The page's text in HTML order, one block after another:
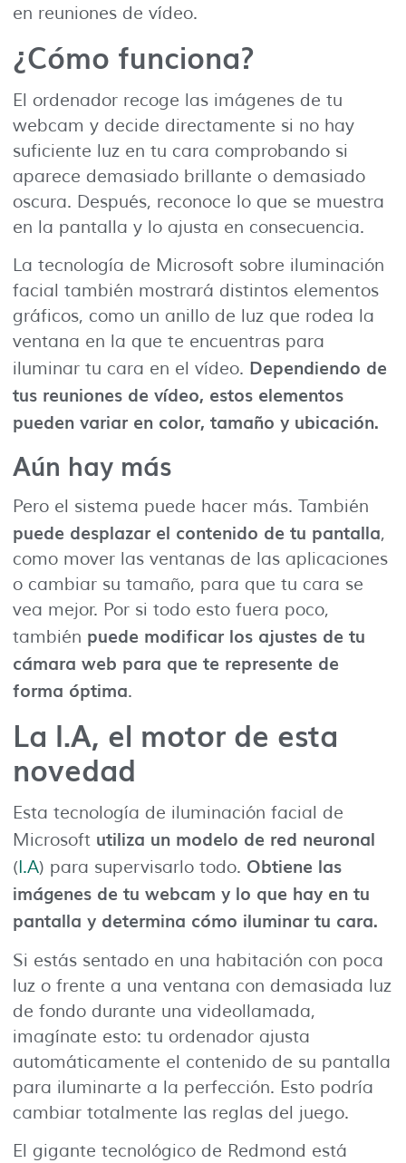
en reuniones de vídeo.
¿Cómo funciona?
El ordenador recoge las imágenes de tu
webcam y decide directamente si no hay
suficiente luz en tu cara comprobando si
aparece demasiado brillante o demasiado
oscura. Después, reconoce lo que se muestra
en la pantalla y lo ajusta en consecuencia.
La tecnología de Microsoft sobre iluminación
facial también mostrará distintos elementos
gráficos, como un anillo de luz que rodea la
ventana en la que te encuentras para
iluminar tu cara en el vídeo. Dependiendo de
tus reuniones de vídeo, estos elementos
pueden variar en color, tamaño y ubicación.
Aún hay más
Pero el sistema puede hacer más. También
puede desplazar el contenido de tu pantalla,
como mover las ventanas de las aplicaciones
o cambiar su tamaño, para que tu cara se
vea mejor. Por si todo esto fuera poco,
también puede modificar los ajustes de tu
cámara web para que te represente de
forma óptima.
La I.A, el motor de esta
novedad
Esta tecnología de iluminación facial de
Microsoft utiliza un modelo de red neuronal
(I.A) para supervisarlo todo. Obtiene las
imágenes de tu webcam y lo que hay en tu
pantalla y determina cómo iluminar tu cara.
Si estás sentado en una habitación con poca
luz o frente a una ventana con demasiada luz
de fondo durante una videollamada,
imagínate esto: tu ordenador ajusta
automáticamente el contenido de su pantalla
para iluminarte a la perfección. Esto podría
cambiar totalmente las reglas del juego.
El gigante tecnológico de Redmond está